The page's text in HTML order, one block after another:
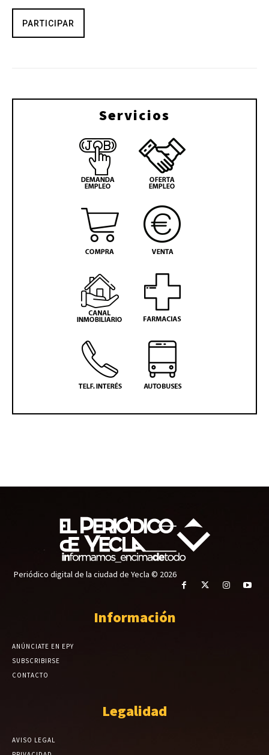
PARTICIPAR
Servicios
Periódico digital de la ciudad de Yecla © 2026
Información
ANÚNCIATE EN EPY
SUBSCRIBIRSE
CONTACTO
Legalidad
AVISO LEGAL